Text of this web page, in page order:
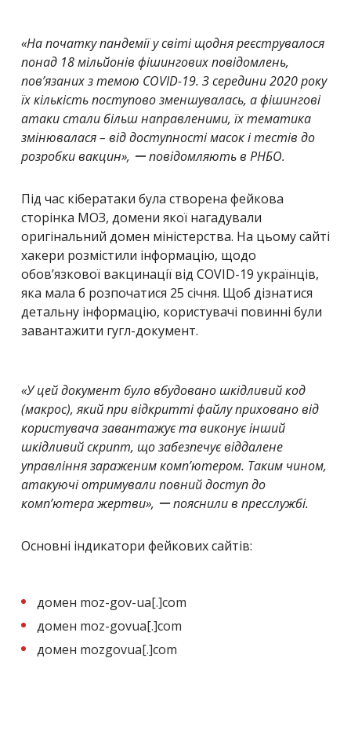
«На початку пандемії у світі щодня реєструвалося
понад 18 мільйонів фішингових повідомлень,
пов’язаних з темою COVID-19. З середини 2020 року
їх кількість поступово зменшувалась, а фішингові
атаки стали більш направленими, їх тематика
змінювалася – від доступності масок і тестів до
розробки вакцин», ー повідомляють в РНБО.
Під час кібератаки була створена фейкова
сторінка МОЗ, домени якої нагадували
оригінальний домен міністерства. На цьому сайті
хакери розмістили інформацію, щодо
обов’язкової вакцинації від COVID-19 українців,
яка мала б розпочатися 25 січня. Щоб дізнатися
детальну інформацію, користувачі повинні були
завантажити гугл-документ.
«У цей документ було вбудовано шкідливий код
(макрос), який при відкритті файлу приховано від
користувача завантажує та виконує інший
шкідливий скрипт, що забезпечує віддалене
управління зараженим комп’ютером. Таким чином,
атакуючі отримували повний доступ до
комп’ютера жертви», ー пояснили в пресслужбі.
Основні індикатори фейкових сайтів:
домен moz-gov-ua[.]com
домен moz-govua[.]com
домен mozgovua[.]com